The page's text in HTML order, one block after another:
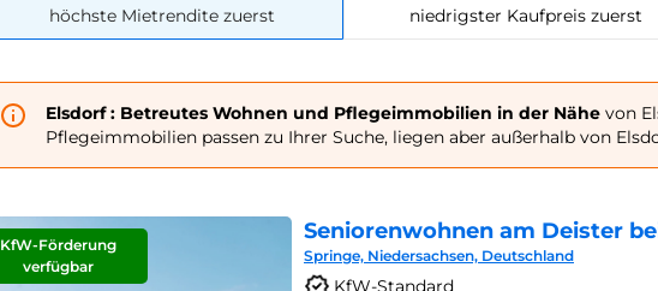
höchste Mietrendite zuerst niedrigster Kaufpreis zuerst
Elsdorf : Betreutes Wohnen und Pflegeimmobilien in der Nähe von
Pflegeimmobilien passen zu Ihrer Suche, liegen aber außerhalb von
KfW-Förderung
verfügbar
Seniorenwohnen am Deister
Springe, Niedersachsen, Deutschland
KfW-Standard